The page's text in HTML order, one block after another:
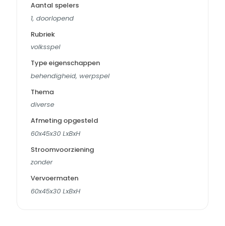
Aantal spelers
1, doorlopend
Rubriek
volksspel
Type eigenschappen
behendigheid, werpspel
Thema
diverse
Afmeting opgesteld
60x45x30 LxBxH
Stroomvoorziening
zonder
Vervoermaten
60x45x30 LxBxH